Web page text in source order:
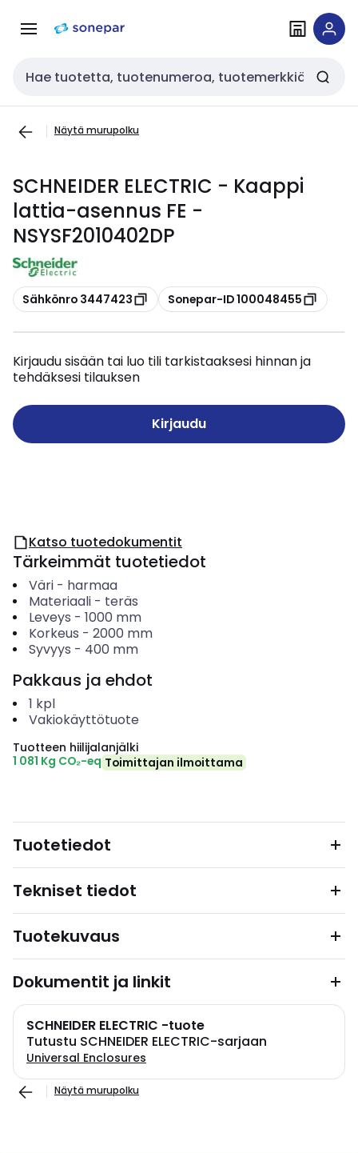
navigointiinsisältöön
Haku
Näytä murupolku
SCHNEIDER ELECTRIC - Kaappi
lattia-asennus FE -
NSYSF2010402DP
Kopioi
Sähkönro 3447423 Kopioi
Sonepar-ID 100048455
Kirjaudu sisään tai luo tili tarkistaaksesi hinnan ja
tehdäksesi tilauksen
Kirjaudu
Katso tuotedokumentit
Tärkeimmät tuotetiedot
Väri- harmaa
Materiaali- teräs
Leveys - 1000 mm
Korkeus - 2000 mm
Syvyys - 400 mm
Pakkaus ja ehdot
1 kpl
Vakiokäyttötuote
Tuotteen hiilijalanjälki
1 081 Kg CO₂-eq Toimittajan ilmoittama
Tuotetiedot
Tekniset tiedot
Tuotekuvaus
Dokumentit ja linkit
SCHNEIDER ELECTRIC -tuote
Tutustu SCHNEIDER ELECTRIC-sarjaan
Universal Enclosures
Näytä murupolku